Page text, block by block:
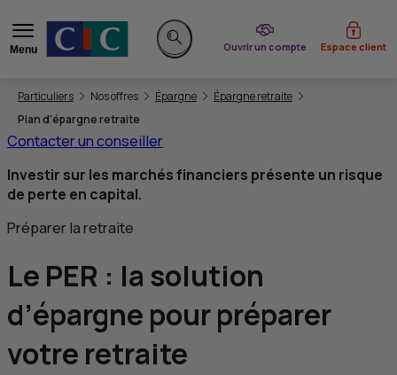
Menu
Rechercher sur le site
Ouvrir un compte
du CIC Espace client
Vous êtes ici:
Particuliers Nos offres Épargne
Épargne retraite
Plan d'épargne retraite
Contacter un conseiller
Investir sur les marchés financiers présente un risque
de perte en capital.
Préparer la retraite
Le PER : la solution
d’épargne pour préparer
votre retraite